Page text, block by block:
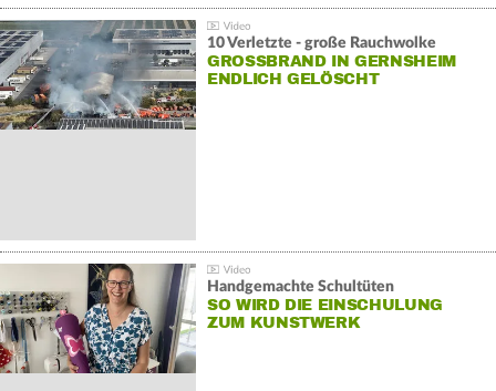
10 Verletzte - große Rauchwolke
GROSSBRAND IN GERNSHEIM E
NDLICH GELÖSCHT
Handgemachte Schultüten
SO WIRD DIE EINSCHULUNG
ZUM KUNSTWERK